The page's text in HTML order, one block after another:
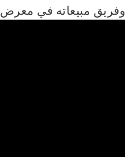
وفريق مبيعاته في معرض CeBIT: